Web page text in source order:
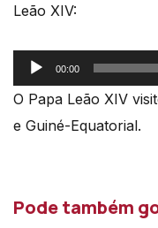
Leão XIV:
Reprodutor
de
00:00
O Papa Leão XIV
e Guiné-Equatorial.
Pode também